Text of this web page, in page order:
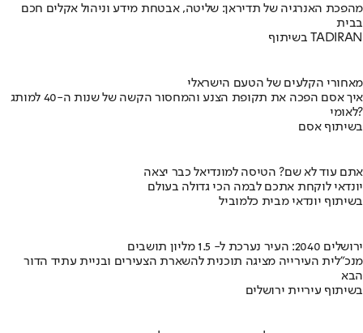
מהפכת האנרגיה של תדיראן: שליטה, אבטחת מידע וניהול אקלים חכם
בבית
בשיתוף TADIRAN
מאחורי הקלעים של הטעם הישראלי
איך אסם הפכה את תקופת הצנע והמחסור הקשה של שנות ה-40 למותג
לאומי?
בשיתוף אסם
אתם עוד לא שם? הטיסה למונדיאל כבר יצאה
יונדאי לוקחת אתכם לבמה הכי גדולה בעולם
בשיתוף יונדאי מבית כלמוביל
ירושלים 2040: העיר נערכת ל- 1.5 מליון תושבים
מנכ"לית העירייה מציגה תוכנית להשארת הצעירים ובניית עתיד הדור
הבא
בשיתוף עיריית ירושלים